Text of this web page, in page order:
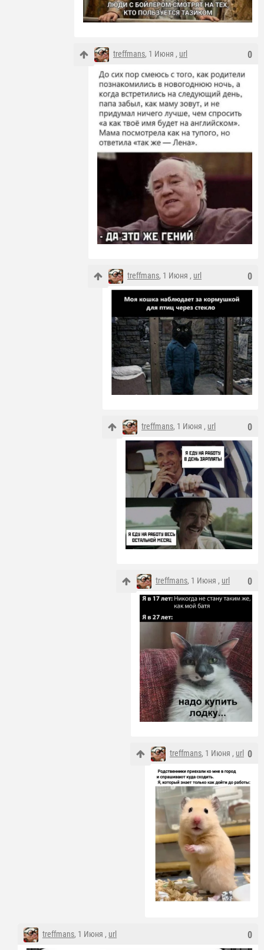
0
treffmans, 1 Июня , url
0
treffmans, 1 Июня , url
0
treffmans, 1 Июня , url
0
treffmans, 1 Июня , url
0
treffmans, 1 Июня , url
0
treffmans, 1 Июня , url